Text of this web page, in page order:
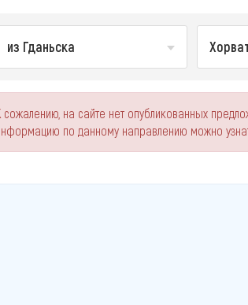
из Гданьска
сожалению, на сайте нет опубликованных
по данному направлению можно